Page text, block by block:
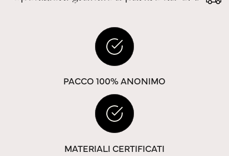
PACCO 100% ANONIMO
MATERIALI CERTIFICATI